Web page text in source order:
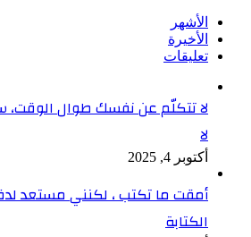
الأشهر
الأخيرة
تعليقات
لا تتكلّم عن نفسك طوال الوقت،
لا
أكتوبر 4, 2025
أمقت ما تكتب ، لكنني مستعد
الكتابة